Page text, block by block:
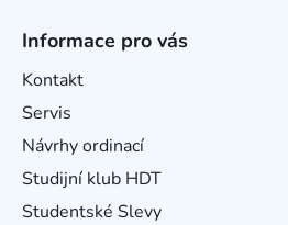
Informace pro vás
Kontakt
Servis
Návrhy ordinací
Studijní klub HDT
Studentské Slevy